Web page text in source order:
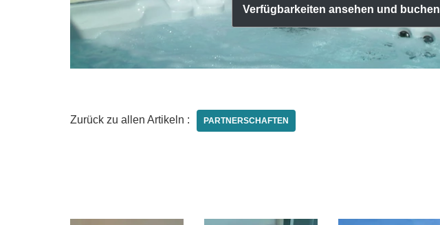
Verfügbarkeiten ansehen und buchen
Zurück zu allen Artikeln : PARTNERSCHAFTEN